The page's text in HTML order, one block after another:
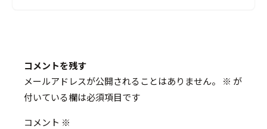
コメントを残す
メールアドレスが公開されることはありません。
※ が
付いている欄は必須項目です
コメント ※